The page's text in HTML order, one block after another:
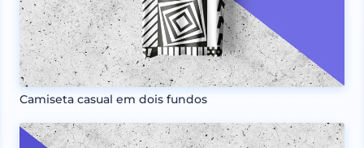
Camiseta casual em dois fundos